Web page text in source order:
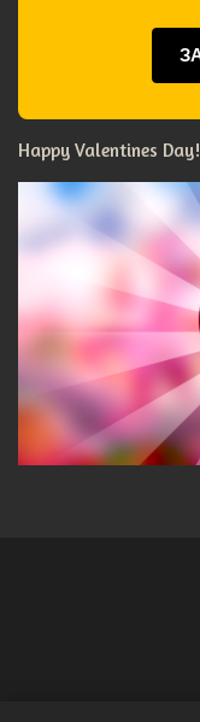
Happy Valentines